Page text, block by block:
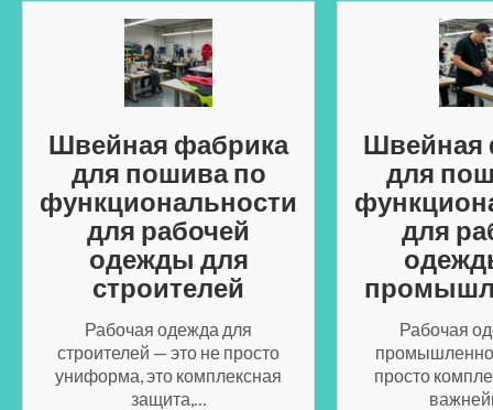
Швейная фабрика
для пошива по
функциональности
для рабочей
одежды для
строителей
Рабочая одежда для
строителей — это не просто
униформа, это комплексная
защита,…
Швейная
для
для
Рабочая
просто